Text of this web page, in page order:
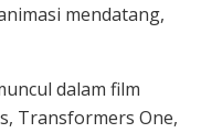
mendatang,
dalam film
Transformers One,